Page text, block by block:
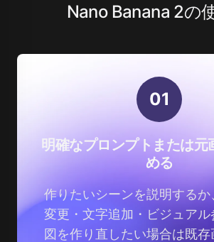
Nano Banana 2の
01
明確なプロンプトまたは元
める
作りたいシーンを説明する
変更・文字追加・ビジュア
図を作り直したい場合は既存